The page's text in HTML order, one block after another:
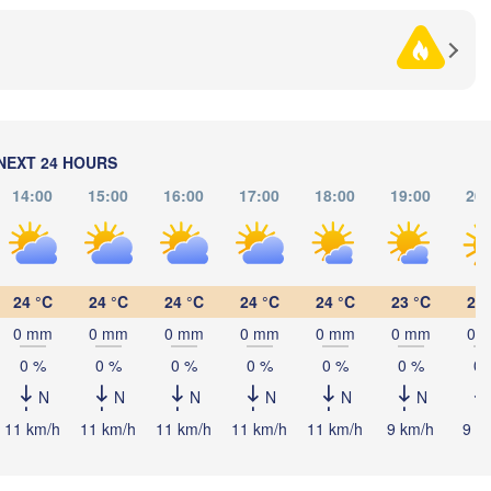
24 HOURS
14:00 15:00 16:00 17:00 18:00 19:00
24 °C
0 mm
0 %
N
11 km/h
24 °C
0 mm
0 %
N
11 km/h
24 °C
0 mm
0 %
N
11 km/h
24 °C
0 mm
0 %
N
11 km/h
24 °C
0 mm
0 %
N
11 km/h
23 °C
0 mm
0 %
N
9 km/h
21
0
0
9
Одеса
(Odesa)
Chișinău
Кривий Ріг
(Kryvyi Rih)
(Chernivtsi)
Кропивницький
Brașov
Galați
Миколаїв
(Mykolaiv)
UKRAINE
MOLDOVA